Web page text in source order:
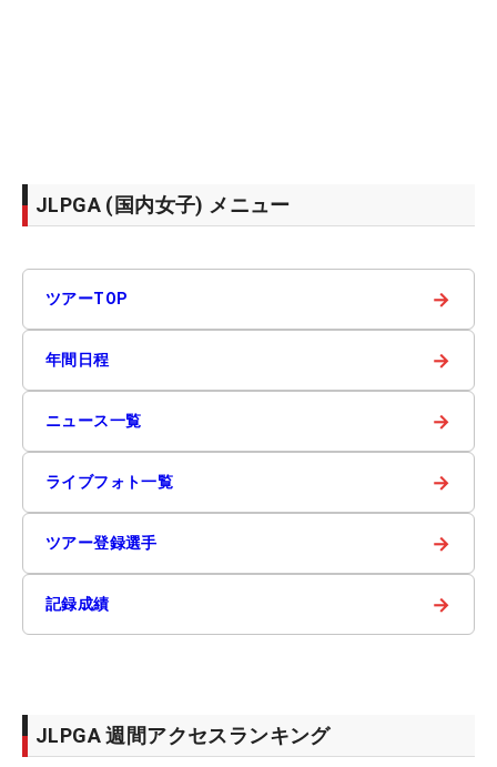
JLPGA (国内女子) メニュー
ツアーTOP →
年間日程 →
ニュース一覧 →
ライブフォト一覧 →
ツアー登録選手 →
記録成績 →
JLPGA 週間アクセスランキング